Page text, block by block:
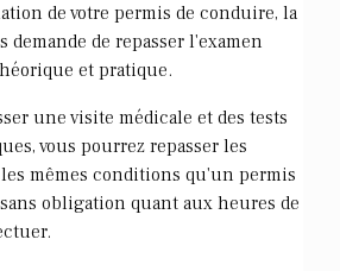
de votre permis de conduire, la
demande de repasser l'examen
et pratique.
une visite médicale et des tests
vous pourrez repasser les
mêmes conditions qu'un permis
obligation quant aux heures de